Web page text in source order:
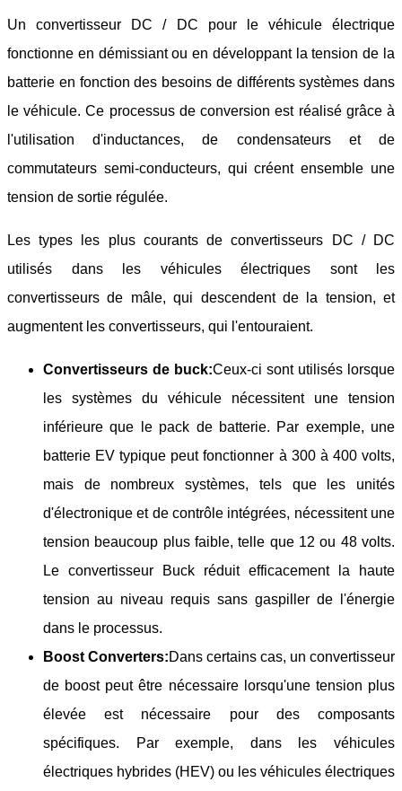
Un convertisseur DC / DC pour le véhicule électrique
fonctionne en démissiant ou en développant la tension de la
batterie en fonction des besoins de différents systèmes dans
le véhicule. Ce processus de conversion est réalisé grâce à
l'utilisation d'inductances, de condensateurs et de
commutateurs semi-conducteurs, qui créent ensemble une
tension de sortie régulée.
Les types les plus courants de convertisseurs DC / DC
utilisés dans les véhicules électriques sont les
convertisseurs de mâle, qui descendent de la tension, et
augmentent les convertisseurs, qui l'entouraient.
Convertisseurs de buck:Ceux-ci sont utilisés lorsque
les systèmes du véhicule nécessitent une tension
inférieure que le pack de batterie. Par exemple, une
batterie EV typique peut fonctionner à 300 à 400 volts,
mais de nombreux systèmes, tels que les unités
d'électronique et de contrôle intégrées, nécessitent une
tension beaucoup plus faible, telle que 12 ou 48 volts.
Le convertisseur Buck réduit efficacement la haute
tension au niveau requis sans gaspiller de l'énergie
dans le processus.
Boost Converters:Dans certains cas, un convertisseur
de boost peut être nécessaire lorsqu'une tension plus
élevée est nécessaire pour des composants
spécifiques. Par exemple, dans les véhicules
électriques hybrides (HEV) ou les véhicules électriques